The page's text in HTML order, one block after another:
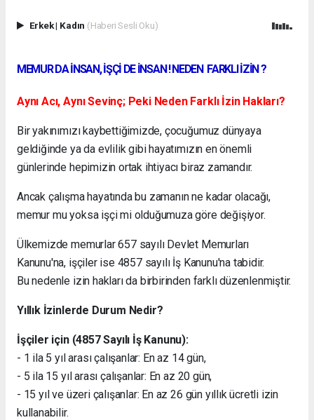
Erkek| Kadın (Haberi Sesli Oku)
MEMUR DA İNSAN, İŞÇİ DE İNSAN ! NEDEN FARKLI İZİN ?
Aynı Acı, Aynı Sevinç; Peki Neden Farklı İzin Hakları?
Bir yakınımızı kaybettiğimizde, çocuğumuz dünyaya
geldiğinde ya da evlilik gibi hayatımızın en önemli
günlerinde hepimizin ortak ihtiyacı biraz zamandır.
Ancak çalışma hayatında bu zamanın ne kadar olacağı,
memur mu yoksa işçi mi olduğumuza göre değişiyor.
Ülkemizde memurlar 657 sayılı Devlet Memurları
Kanunu'na, işçiler ise 4857 sayılı İş Kanunu'na tabidir.
Bu nedenle izin hakları da birbirinden farklı düzenlenmiştir.
Yıllık İzinlerde Durum Nedir?
İşçiler için (4857 Sayılı İş Kanunu):
- 1 ila 5 yıl arası çalışanlar: En az 14 gün,
- 5 ila 15 yıl arası çalışanlar: En az 20 gün,
- 15 yıl ve üzeri çalışanlar: En az 26 gün yıllık ücretli izin
kullanabilir.